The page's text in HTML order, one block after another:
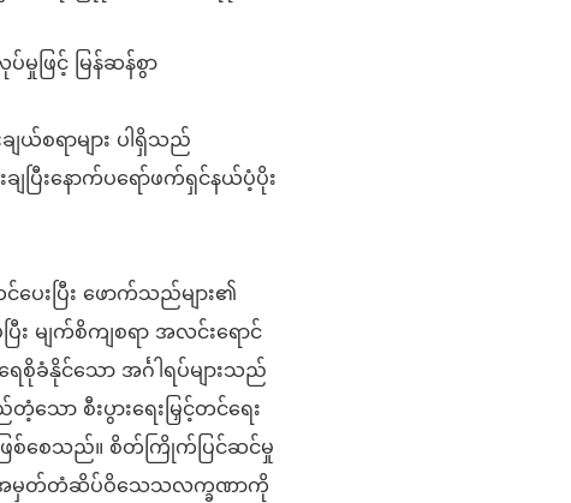
မှုဖြင့် မြန်ဆန်စွာ
ယ်စရာများ ပါရှိသည်
ပြီးနောက်ပရော်ဖက်ရှင်နယ်ပံ့ပိုး
းပြီး ဖောက်သည်များ၏
မျက်စိကျစရာ အလင်းရောင်
ခံနိုင်သော အင်္ဂါရပ်များသည်
ော စီးပွားရေးမြှင့်တင်ရေး
စ်စေသည်။ စိတ်ကြိုက်ပြင်ဆင်မှု
မှတ်တံဆိပ်ဝိသေသလက္ခဏာကို